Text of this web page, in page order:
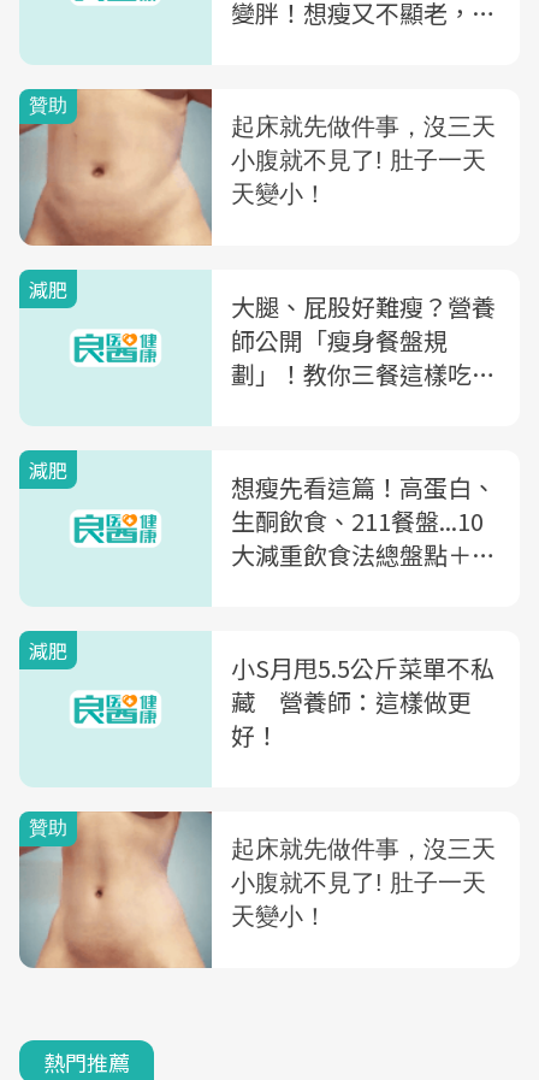
變胖！想瘦又不顯老，日
減肥
大腿、屁股好難瘦？營養
師公開「瘦身餐盤規
劃」！教你三餐這樣吃，
減肥
想瘦先看這篇！高蛋白、
生酮飲食、211餐盤...10
大減重飲食法總盤點＋新
減肥
小S月甩5.5公斤菜單不私
藏 營養師：這樣做更
好！
熱門推薦